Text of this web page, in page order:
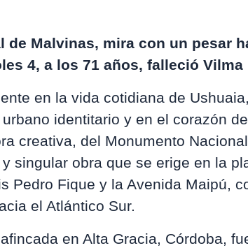
de Malvinas, mira con un pesar
4, a los 71 años, falleció Vilma
en la vida cotidiana de
identitario y en el corazón
creativa, del Monumento
singular obra que se erige en la
Pedro Fique y la Avenida Maipú,
el Atlántico Sur.
en Alta Gracia, Córdoba,